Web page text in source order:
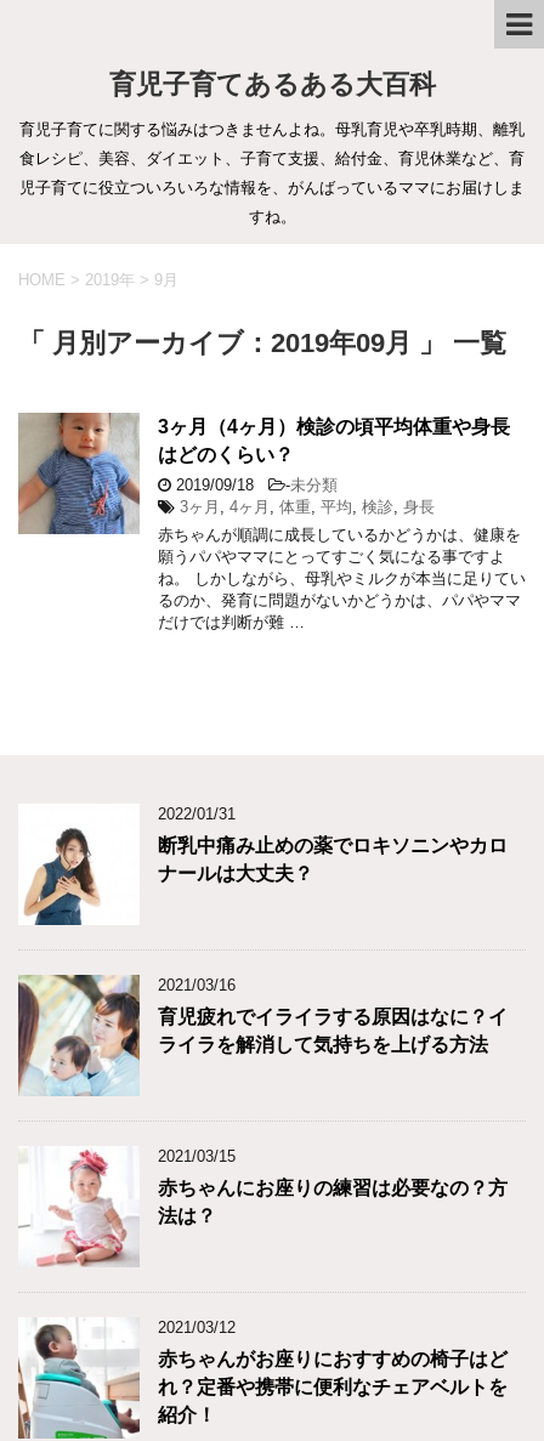
育児子育てあるある大百科
育児子育てに関する悩みはつきませんよね。母乳育児や卒乳時期、離乳
食レシピ、美容、ダイエット、子育て支援、給付金、育児休業など、育
児子育てに役立ついろいろな情報を、がんばっているママにお届けしま
すね。
HOME > 2019年 > 9月
「 月別アーカイブ：2019年09月 」 一覧
3ヶ月（4ヶ月）検診の頃平均体重や身長
はどのくらい？
2019/09/18 -未分類
3ヶ月
4ヶ月 体重 平均 検診 身長
赤ちゃんが順調に成長しているかどうかは、健康を
願うパパやママにとってすごく気になる事ですよ
ね。 しかしながら、母乳やミルクが本当に足りてい
るのか、発育に問題がないかどうかは、パパやママ
だけでは判断が難 …
2022/01/31
断乳中痛み止めの薬でロキソニンやカロ
ナールは大丈夫？
2021/03/16
育児疲れでイライラする原因はなに？イ
ライラを解消して気持ちを上げる方法
2021/03/15
赤ちゃんにお座りの練習は必要なの？方
法は？
2021/03/12
赤ちゃんがお座りにおすすめの椅子はど
れ？定番や携帯に便利なチェアベルトを
紹介！